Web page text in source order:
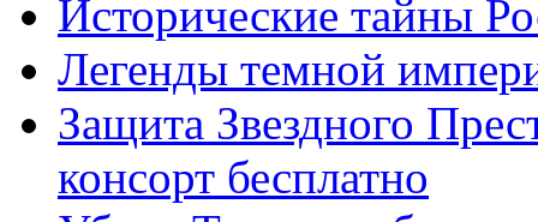
Исторические тайны
Легенды темной
Защита Звездного
консорт бесплатно